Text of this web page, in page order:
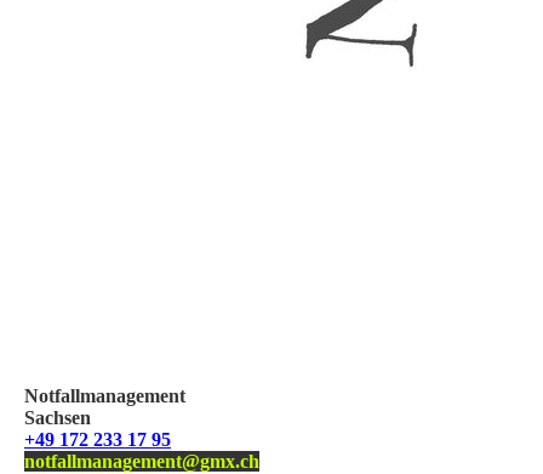
Notfallmanagement
Sachsen
+49 172 233 17 95
notfallmanagement@gmx.ch